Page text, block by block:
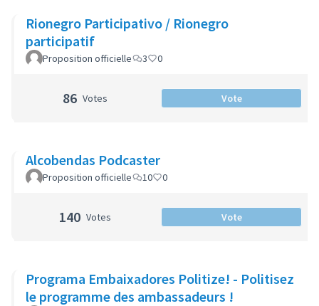
Rionegro Participativo / Rionegro
participatif
Proposition officielle 3 0
86 Votes Vote
Alcobendas Podcaster
Proposition officielle 10 0
140 Votes Vote
Programa Embaixadores Politize! - Politisez
le programme des ambassadeurs !